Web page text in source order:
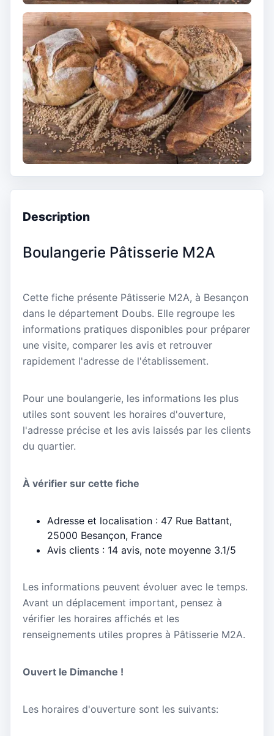
Description
Boulangerie Pâtisserie M2A
Cette fiche présente Pâtisserie M2A, à Besançon
dans le département Doubs. Elle regroupe les
informations pratiques disponibles pour préparer
une visite, comparer les avis et retrouver
rapidement l'adresse de l'établissement.
Pour une boulangerie, les informations les plus
utiles sont souvent les horaires d'ouverture,
l'adresse précise et les avis laissés par les clients
du quartier.
À vérifier sur cette fiche
Adresse et localisation : 47 Rue Battant,
25000 Besançon, France
Avis clients : 14 avis, note moyenne 3.1/5
Les informations peuvent évoluer avec le temps.
Avant un déplacement important, pensez à
vérifier les horaires affichés et les
renseignements utiles propres à Pâtisserie M2A.
Ouvert le Dimanche !
Les horaires d'ouverture sont les suivants: